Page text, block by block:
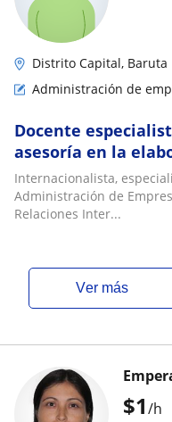
Distrito Capital, Baruta
Administración de
Docente
asesoría en la
en el área de
Internacionalista,
Administración de
Relaciones Inter...
ver más
$1/h